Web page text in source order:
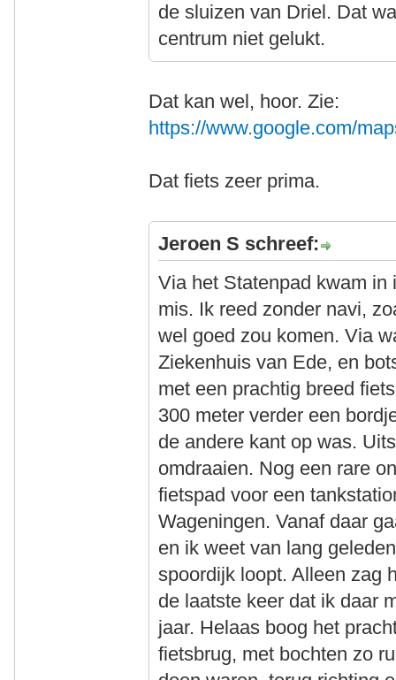
de sluizen van Driel. Dat
centrum niet gelukt.
Dat kan wel, hoor. Zie:
https://www.google.com/
Dat fiets zeer prima.
Jeroen S schreef:
Via het Statenpad kwam
mis. Ik reed zonder navi,
wel goed zou komen. Via
Ziekenhuis van Ede, en
met een prachtig breed
300 meter verder een
de andere kant op was.
omdraaien. Nog een rare
fietspad voor een
Wageningen. Vanaf daar
en ik weet van lang
spoordijk loopt. Alleen zag
de laatste keer dat ik daar
jaar. Helaas boog het
fietsbrug, met bochten zo